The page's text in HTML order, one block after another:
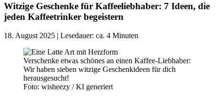
Witzige Geschenke für Kaffeeliebhaber: 7 Ideen, die
jeden Kaffeetrinker begeistern
18. August 2025 | Lesedauer: ca. 4 Minuten
Verschenke etwas schönes an einen Kaffee-Liebhaber:
Wir haben sieben witzige Geschenkideen für dich
herausgesucht!
Foto: wisheezy / KI generiert